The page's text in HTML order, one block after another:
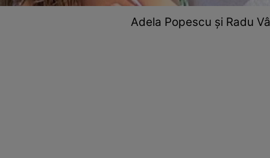
Adela Popescu și Radu